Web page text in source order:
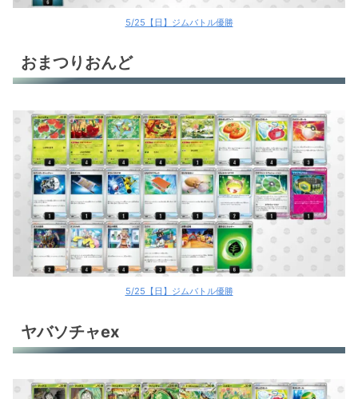
5/25【日】ジムバトル優勝
おまつりおんど
5/25【日】ジムバトル優勝
ヤバソチャex